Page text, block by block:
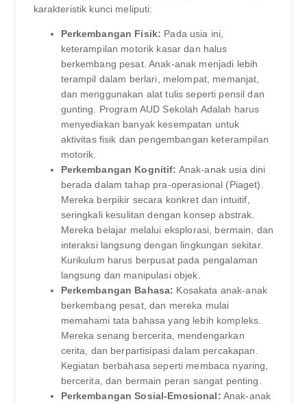
karakteristik kunci meliputi:
Perkembangan Fisik: Pada usia ini,
keterampilan motorik kasar dan halus
berkembang pesat. Anak-anak menjadi lebih
terampil dalam berlari, melompat, memanjat,
dan menggunakan alat tulis seperti pensil dan
gunting. Program AUD Sekolah Adalah harus
menyediakan banyak kesempatan untuk
aktivitas fisik dan pengembangan keterampilan
motorik.
Perkembangan Kognitif: Anak-anak usia dini
berada dalam tahap pra-operasional (Piaget).
Mereka berpikir secara konkret dan intuitif,
seringkali kesulitan dengan konsep abstrak.
Mereka belajar melalui eksplorasi, bermain, dan
interaksi langsung dengan lingkungan sekitar.
Kurikulum harus berpusat pada pengalaman
langsung dan manipulasi objek.
Perkembangan Bahasa: Kosakata anak-anak
berkembang pesat, dan mereka mulai
memahami tata bahasa yang lebih kompleks.
Mereka senang bercerita, mendengarkan
cerita, dan berpartisipasi dalam percakapan.
Kegiatan berbahasa seperti membaca nyaring,
bercerita, dan bermain peran sangat penting.
Perkembangan Sosial-Emosional: Anak-anak